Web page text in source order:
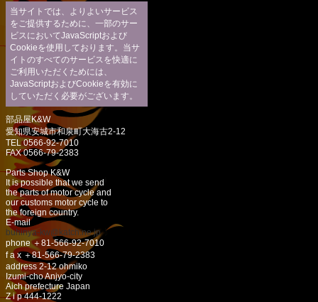
当サイトでは、よりよいサービス
をご提供するために、一部のサー
ビスにおいてJavaScriptおよび
Cookieを使用しております。当サ
イトのすべてのサービスを快適に
ご利用いただくためには、
JavaScriptおよびCookieを有効に
していただく必要がございます。
部品屋K&W
愛知県安城市和泉町大海古2-12
TEL 0566-92-7010
FAX 0566-79-2383
Parts Shop K&W
It is possible that we send
the parts of motor cycle and
our customs motor cycle to
the foreign country.
E-mail
buhinya-kw@katch.ne.jp
phone ＋81-566-92-7010
f a x ＋81-566-79-2383
address 2-12 ohmiko
Izumi-cho Anjyo-city
Aich prefecture Japan
Z i p 444-1222